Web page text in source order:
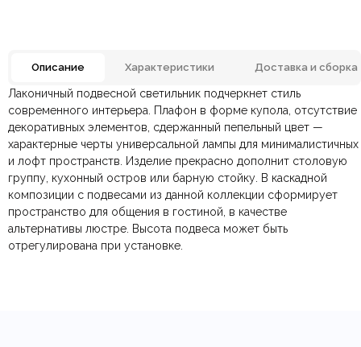
Описание Характеристики Доставка и сборка
Лаконичный подвесной светильник подчеркнет стиль
современного интерьера. Плафон в форме купола, отсутствие
декоративных элементов, сдержанный пепельный цвет —
характерные черты универсальной лампы для минималистичных
и лофт пространств. Изделие прекрасно дополнит столовую
группу, кухонный остров или барную стойку. В каскадной
композиции с подвесами из данной коллекции сформирует
пространство для общения в гостиной, в качестве
альтернативы люстре. Высота подвеса может быть
отрегулирована при установке.
Материал Металл
Размеры ШxГxВ 385х360мм.
Страна производитель Китай
Цвет
По всей России:отправляем через транспортную
компаниюСДЭК. Срок доставки — до 7 дней .
По Москве и Санкт-Петербургу:быстрая
Яндекс.Доставка— доставка в день заказа.
Оплата в салоне-магазине — наличными или картой
при самовывозе.
Безналичная оплата по счёту — для юридических и
физических лиц.
Онлайн оплата картой— быстрая и безопасная через
сайт.
Отзывов ещё нет. Напишите первым.
Ваша общая оценка
Заголовок вашего отзыва